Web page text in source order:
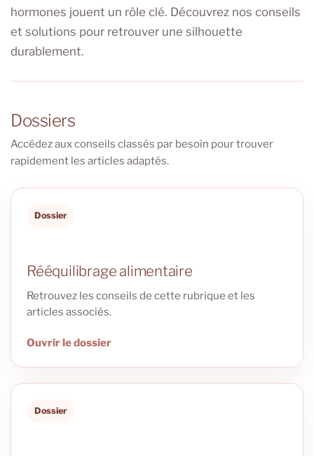
hormones jouent un rôle clé. Découvrez nos conseils
et solutions pour retrouver une silhouette
durablement.
Dossiers
Accédez aux conseils classés par besoin pour trouver
rapidement les articles adaptés.
Dossier
Rééquilibrage alimentaire
Retrouvez les conseils de cette rubrique et les
articles associés.
Ouvrir le dossier
Dossier